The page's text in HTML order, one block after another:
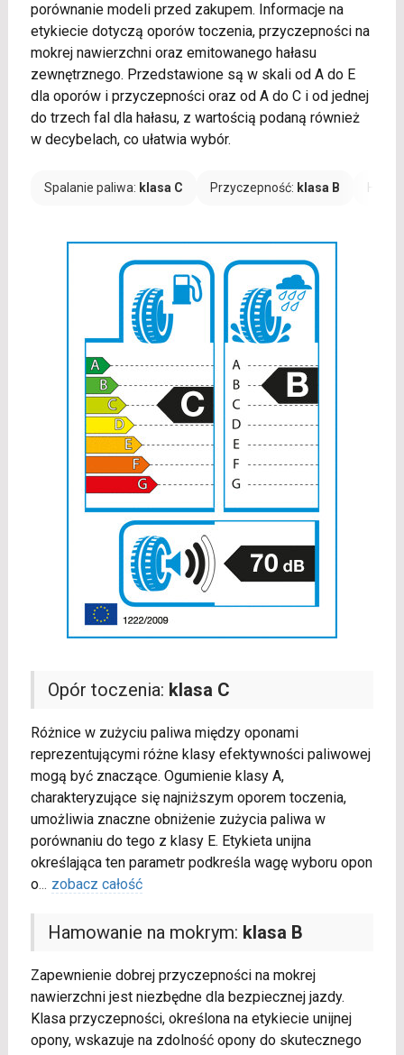
porównanie modeli przed zakupem. Informacje na
etykiecie dotyczą oporów toczenia, przyczepności na
mokrej nawierzchni oraz emitowanego hałasu
zewnętrznego. Przedstawione są w skali od A do E
dla oporów i przyczepności oraz od A do C i od jednej
do trzech fal dla hałasu, z wartością podaną również
w decybelach, co ułatwia wybór.
Spalanie paliwa: klasa C Przyczepność: klasa B
Opór toczenia: klasa C
Różnice w zużyciu paliwa między oponami
reprezentującymi różne klasy efektywności paliwowej
mogą być znaczące. Ogumienie klasy A,
charakteryzujące się najniższym oporem toczenia,
umożliwia znaczne obniżenie zużycia paliwa w
porównaniu do tego z klasy E. Etykieta unijna
określająca ten parametr podkreśla wagę wyboru opon
o... zobacz całość
Hamowanie na mokrym: klasa B
Zapewnienie dobrej przyczepności na mokrej
nawierzchni jest niezbędne dla bezpiecznej jazdy.
Klasa przyczepności, określona na etykiecie unijnej
opony, wskazuje na zdolność opony do skutecznego